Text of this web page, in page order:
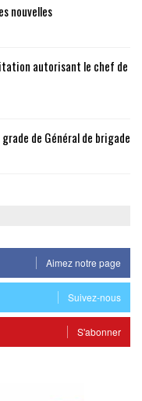
nouvelles
autorisant le chef de
de Général de brigade
Aimez notre page
Suivez-nous
S'abonner